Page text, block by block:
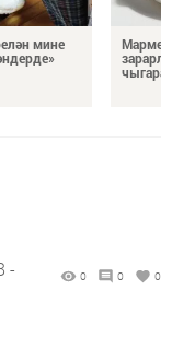
мине
чыгара
-
0 0 0